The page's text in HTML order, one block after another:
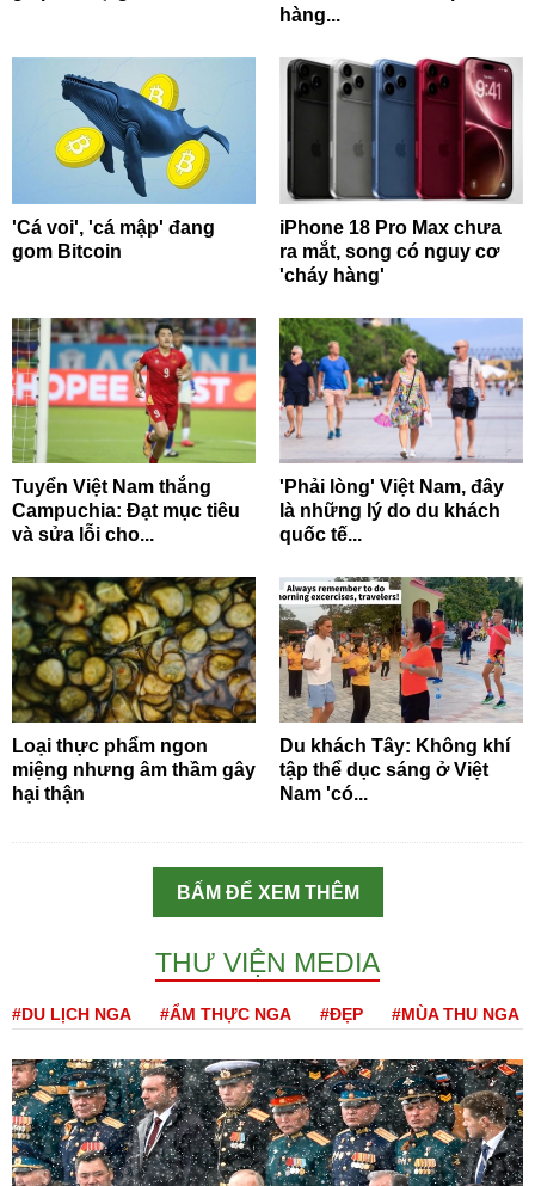
hàng...
'Cá voi', 'cá mập' đang
gom Bitcoin
iPhone 18 Pro Max chưa
ra mắt, song có nguy cơ
'cháy hàng'
Tuyển Việt Nam thắng
Campuchia: Đạt mục tiêu
và sửa lỗi cho...
'Phải lòng' Việt Nam, đây
là những lý do du khách
quốc tế...
Loại thực phẩm ngon
miệng nhưng âm thầm gây
hại thận
Du khách Tây: Không khí
tập thể dục sáng ở Việt
Nam 'có...
BẤM ĐỂ XEM THÊM
THƯ VIỆN MEDIA
#DU LỊCH NGA #ẨM THỰC NGA #ĐẸP #MÙA THU NGA